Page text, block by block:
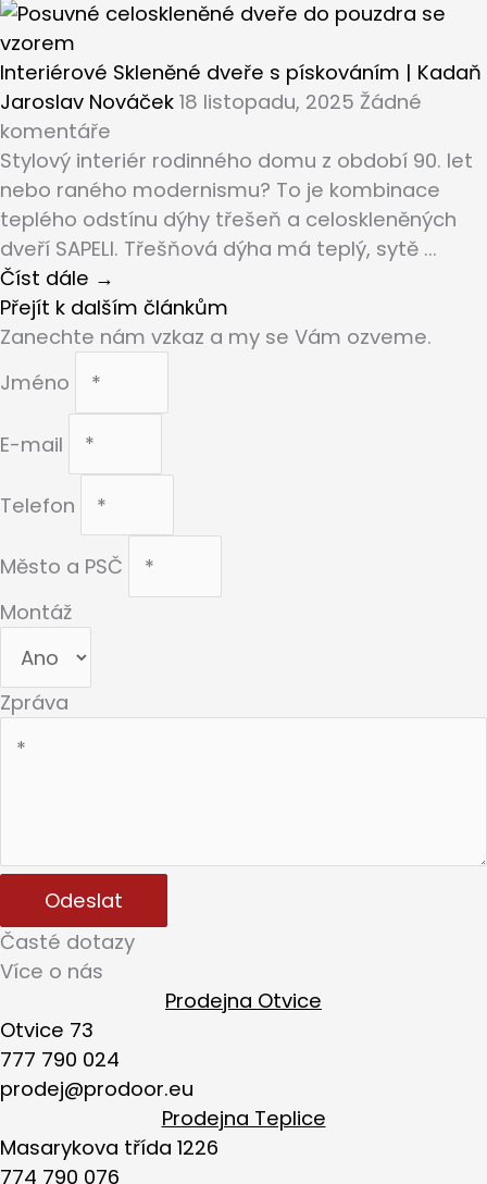
Interiérové Skleněné dveře s pískováním | Kadaň
Jaroslav Nováček 18 listopadu, 2025 Žádné
komentáře
Stylový interiér rodinného domu z období 90. let
nebo raného modernismu? To je kombinace
teplého odstínu dýhy třešeň a celoskleněných
dveří SAPELI. Třešňová dýha má teplý, sytě ...
Číst dále →
Přejít k dalším článkům
Zanechte nám vzkaz a my se Vám ozveme.
Jméno
E-mail
Telefon
Město a PSČ
Montáž
Zpráva
Odeslat
Časté dotazy
Více o nás
Prodejna Otvice
Otvice 73
777 790 024
prodej@prodoor.eu
Prodejna Teplice
Masarykova třída 1226
774 790 076